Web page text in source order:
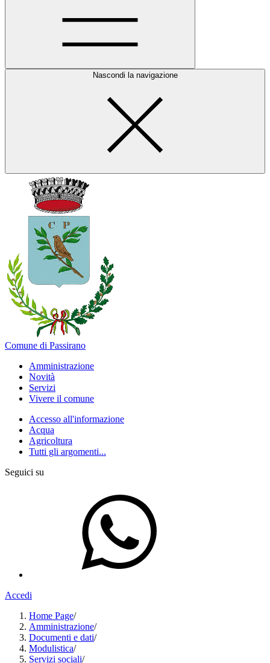
Nascondi la navigazione
Comune di Passirano
Amministrazione
Novità
Servizi
Vivere il comune
Accesso all'informazione
Acqua
Agricoltura
Tutti gli argomenti...
Seguici su
Accedi
Home Page/
Amministrazione/
Documenti e dati/
Modulistica/
Servizi sociali/